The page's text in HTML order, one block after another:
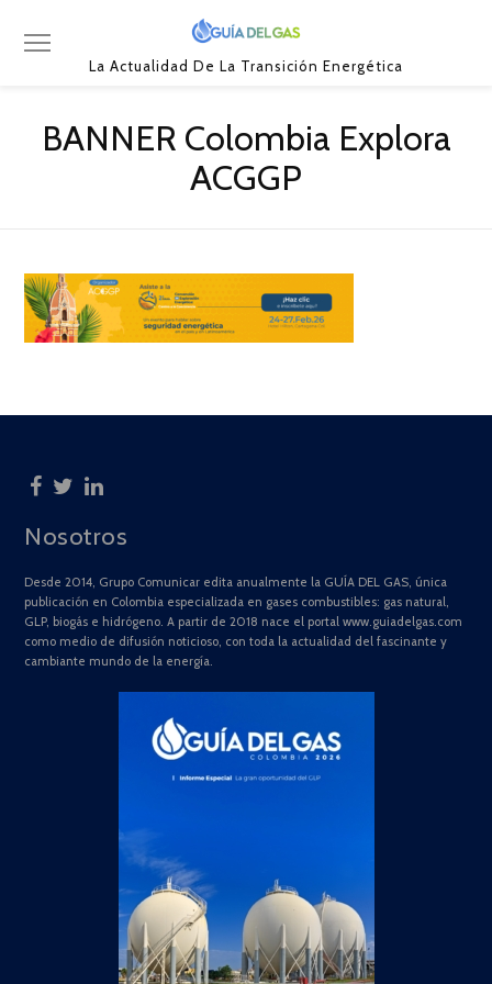
La Actualidad De La Transición Energética
BANNER Colombia Explora
ACGGP
Nosotros
Desde 2014, Grupo Comunicar edita anualmente la GUÍA DEL GAS, única
publicación en Colombia especializada en gases combustibles: gas natural,
GLP, biogás e hidrógeno. A partir de 2018 nace el portal www.guiadelgas.com
como medio de difusión noticioso, con toda la actualidad del fascinante y
cambiante mundo de la energía.